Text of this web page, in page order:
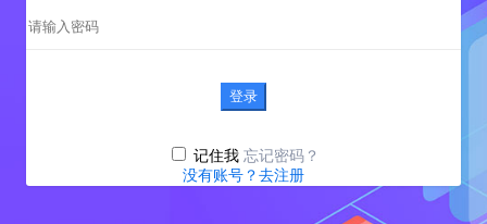
登录
记住我 忘记密码？
没有账号？去注册